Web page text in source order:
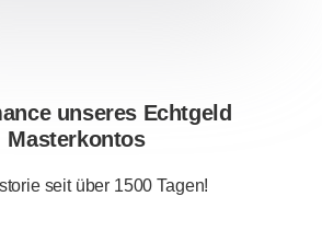
unseres Echtgeld
Masterkontos
seit über 1500 Tagen!